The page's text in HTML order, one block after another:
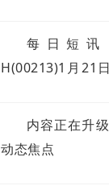
每日短讯
H(00213)1月21
内容正在升
动态焦点